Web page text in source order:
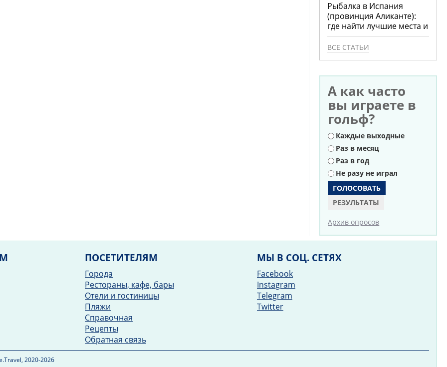
Рыбалка в Испания
(провинция Аликанте):
где найти лучшие места и
что ловить
ВСЕ СТАТЬИ
А как часто
вы играете в
гольф?
Варианты
Каждые выходные
Раз в месяц
Раз в год
Не разу не играл
РЕЗУЛЬТАТЫ
Архив опросов
ПОСЕТИТЕЛЯМ
Города
Рестораны, кафе, бары
Отели и гостиницы
Пляжи
Справочная
Рецепты
Обратная связь
МЫ В СОЦ. СЕТЯХ
Facebook
Instagram
Telegram
Twitter
2020-2026